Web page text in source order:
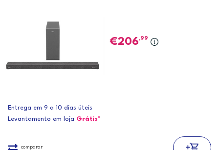
206,99
Entrega em 9 a 10 dias úteis
Levantamento em loja Grátis*
comparar